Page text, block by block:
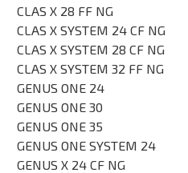
CLAS X 28 FF NG
CLAS X SYSTEM 24 CF NG
CLAS X SYSTEM 28 CF NG
CLAS X SYSTEM 32 FF NG
GENUS ONE 24
GENUS ONE 30
GENUS ONE 35
GENUS ONE SYSTEM 24
GENUS X 24 CF NG